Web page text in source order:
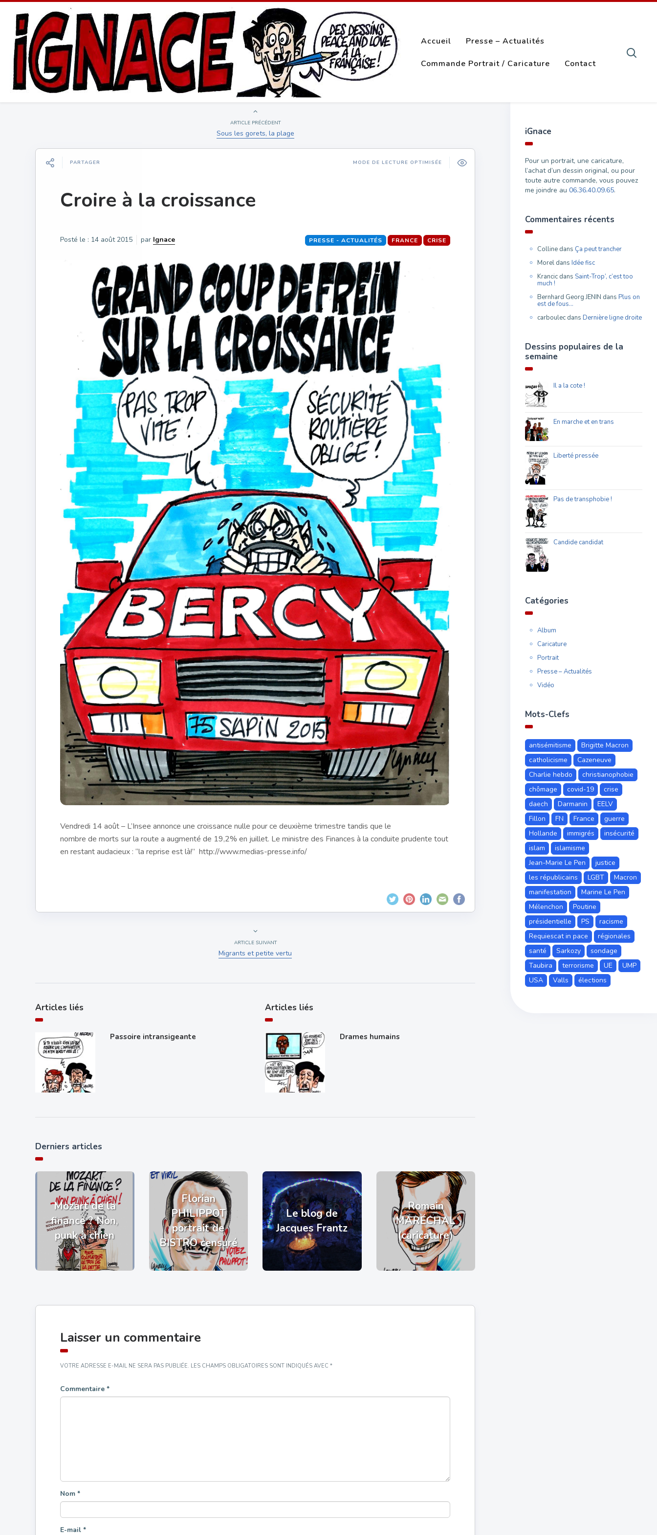
Accueil Presse – Actualités
Commande Portrait / Caricature Contact
ARTICLE PRÉCÉDENT
Sous les gorets, la plage
PARTAGER MODE DE LECTURE OPTIMISÉE
Croire à la croissance
Posté le : 14 août 2015 par Ignace CRISE
FRANCE
PRESSE - ACTUALITÉS
Vendredi 14 août – L’Insee annonce une croissance nulle pour ce deuxième trimestre tandis que le
nombre de morts sur la route a augmenté de 19,2% en juillet. Le ministre des Finances à la conduite prudente tout
en restant audacieux : “la reprise est là!” http://www.medias-presse.info/
ARTICLE SUIVANT
Migrants et petite vertu
Articles liés
Passoire intransigeante
Articles liés
Drames humains
Derniers articles
Mozart de la
finance ? Non,
punk à chien
Florian
PHILIPPOT
portrait de
BISTRO censuré
Le blog de
Jacques Frantz
Romain
MARÉCHAL
(caricature)
Laisser un commentaire
VOTRE ADRESSE E-MAIL NE SERA PAS PUBLIÉE. LES CHAMPS OBLIGATOIRES SONT INDIQUÉS AVEC *
Commentaire *
Nom *
E-mail *
iGnace
Pour un portrait, une caricature,
l’achat d’un dessin original, ou pour
toute autre commande, vous pouvez
me joindre au 06.36.40.09.65.
Commentaires récents
Colline dans Ça peut trancher
Morel dans Idée fisc
Krancic dans Saint-Trop’, c’est too
much !
Bernhard Georg JENIN dans Plus on
est de fous…
carboulec dans Dernière ligne droite
Dessins populaires de la
semaine
Il a la cote !
En marche et en trans
Liberté pressée
Pas de transphobie !
Candide candidat
Catégories
Album
Caricature
Portrait
Presse – Actualités
Vidéo
Mots-Clefs
antisémitisme
Brigitte Macron
catholicisme
Cazeneuve
Charlie hebdo
christianophobie
chômage
covid-19
crise
daech
Darmanin
EELV
Fillon
FN France
guerre
Hollande
immigrés
insécurité
islam
islamisme
Jean-Marie Le Pen
justice
les républicains
LGBT
Macron
manifestation
Marine Le Pen
Mélenchon
Poutine
présidentielle
PS
racisme
Requiescat in pace
régionales
santé
Sarkozy
sondage
Taubira
terrorisme UE
UMP
USA
Valls élections